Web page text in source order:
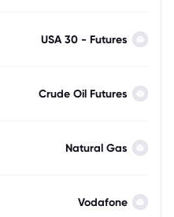
USA 30 - Futures
Crude Oil Futures
Natural Gas
Vodafone